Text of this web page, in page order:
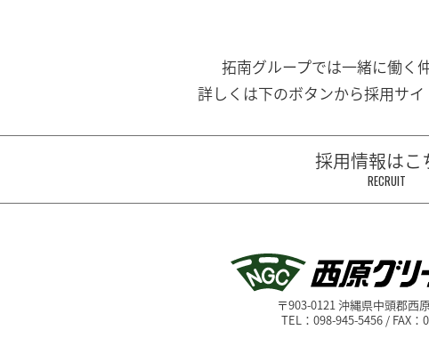
拓南グループでは一緒に働く
詳しくは下のボタンから採用サイ
採用情報はこ
RECRUIT
〒903-0121 沖縄県中頭郡西
TEL：098-945-5456 / FAX：